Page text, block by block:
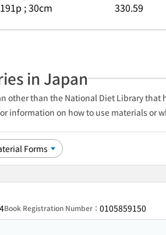
191p ; 30cm 330.59
in Japan
other than the National Diet Library that
information on how to use materials
Book Registration Number： 0105859150